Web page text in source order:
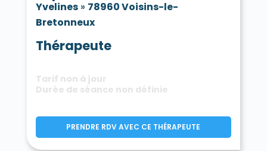
Yvelines» 78960 Voisins-le-
Bretonneux
Thérapeute
Tarif non à jour
Durée de séance non définie
PRENDRE RDV AVEC CE THÉRAPEUTE